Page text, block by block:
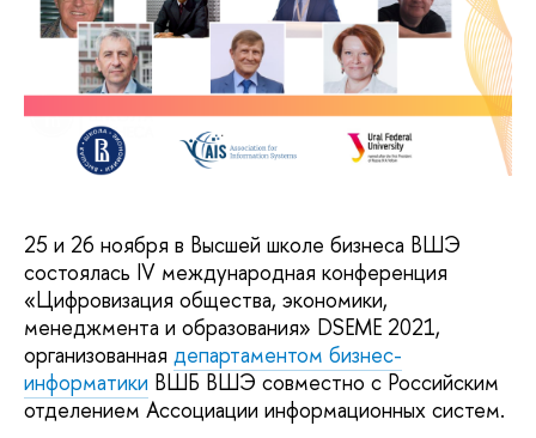
25 и 26 ноября в Высшей школе бизнеса ВШЭ
состоялась IV международная конференция
«Цифровизация общества, экономики,
менеджмента и образования» DSEME 2021,
организованная департаментом бизнес-
информатики ВШБ ВШЭ совместно с Российским
отделением Ассоциации информационных систем.